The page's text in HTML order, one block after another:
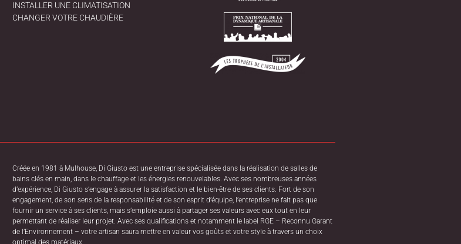
INSTALLER UNE CLIMATISATION
CHANGER VOTRE CHAUDIÈRE
Créée en 1981 à Mulhouse, Di Giusto est une entreprise spécialisée dans la réalisation de salles de
bains clés en main, dans le chauffage et les énergies renouvelables. Avec ses nombreuses années
d’expérience, Di Giusto s’engage à assurer la satisfaction et le bien-être de ses clients. Fort de son
engagement, de son sens de la responsabilité et de son esprit d’équipe, l’entreprise ne fait pas que
fournir un service à ses clients, mais s’emploie aussi à partager ses valeurs avec eux tout en leur
permettant de réaliser leur projet. Avec ses qualifications et notamment le label RGE – Reconnu Garant
de l’Environnement – votre artisan saura mettre en valeur vos goûts et votre style à travers un choix